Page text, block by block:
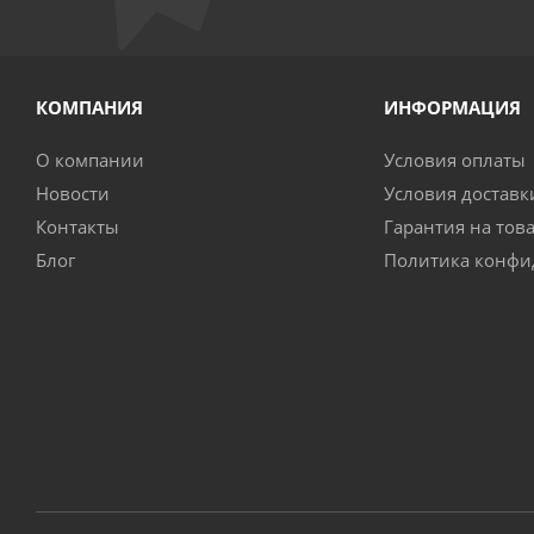
КОМПАНИЯ
О компании
Новости
Контакты
Блог
ИНФОРМАЦИЯ
Условия оплаты
Условия
Гарантия на
Политика